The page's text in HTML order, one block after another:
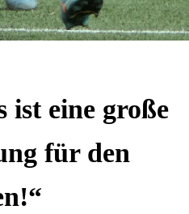
ist eine große
für den